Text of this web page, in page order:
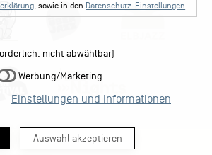
, sowie in den Datenschutz-Einstellungen.
nicht abwählbar)
Werbung/Marketing
Einstellungen und Informationen
Auswahl akzeptieren